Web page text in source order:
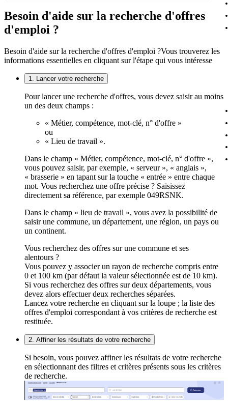
Besoin d'aide sur la recherche d'offres
d'emploi ?
Besoin d'aide sur la recherche d'offres d'emploi ?Vous trouverez les
informations essentielles en cliquant sur l'étape qui vous intéresse
1. Lancer votre recherche
Pour lancer une recherche d'offres, vous devez saisir au moins
un des deux champs :
« Métier, compétence, mot-clé, n° d'offre »
ou
« Lieu de travail ».
Dans le champ « Métier, compétence, mot-clé, n° d'offre »,
vous pouvez saisir, par exemple, « serveur », « anglais »,
« brasserie » en tapant sur la touche « entrée » entre chaque
mot. Vous recherchez une offre précise ? Saisissez
directement sa référence, par exemple 049RSNK.
Dans le champ « lieu de travail », vous avez la possibilité de
saisir une commune, un département, une région, un pays ou
un continent.
Vous recherchez des offres sur une commune et ses
alentours ?
Vous pouvez y associer un rayon de recherche compris entre
0 et 100 km (par défaut la valeur sélectionnée est de 10 km).
Si vous recherchez des offres sur deux départements, vous
devez alors effectuer deux recherches séparées.
Lancez votre recherche en cliquant sur la loupe ; la liste des
offres d'emploi correspondant à vos critères de recherche est
restituée.
2. Affiner les résultats de votre recherche
Si besoin, vous pouvez affiner les résultats de votre recherche
en sélectionnant des filtres et critères présents sous les critères
de recherche.